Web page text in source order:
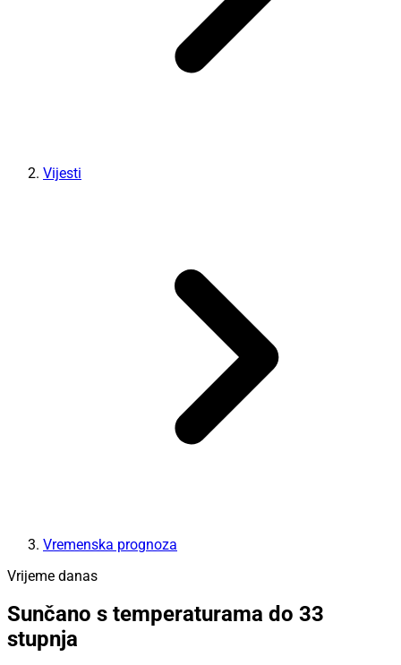
Vijesti
Vremenska prognoza
Vrijeme danas
Sunčano s temperaturama do 33
stupnja